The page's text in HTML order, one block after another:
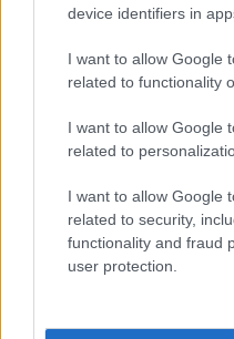
device identifiers in
I want to allow Google
related to functionality
I want to allow Google
related to
I want to allow Google
related to security,
functionality and fraud
user protection.
F
a
b
o
k
T
w
te
Pi
n
re
h
at
s
p
p
NOTIZIE RECENTI
Gallura